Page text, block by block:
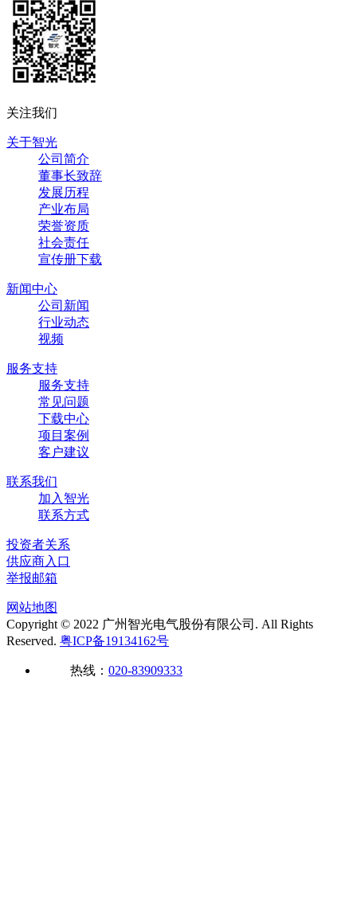
关注我们
关于智光
公司简介
董事长致辞
发展历程
产业布局
荣誉资质
社会责任
宣传册下载
新闻中心
公司新闻
行业动态
视频
服务支持
服务支持
常见问题
下载中心
项目案例
客户建议
联系我们
加入智光
联系方式
投资者关系
供应商入口
举报邮箱
网站地图
Copyright © 2022 广州智光电气股份有限公司. All Rights
Reserved. 粤ICP备19134162号
热线： 020-83909333